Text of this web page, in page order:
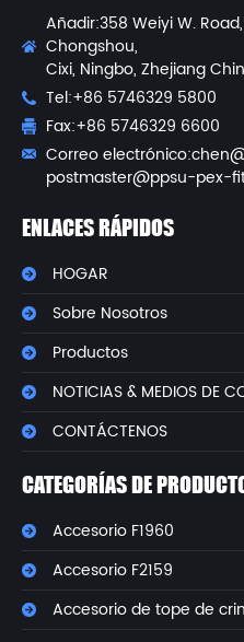
Añadir:358 Weiyi W.
Chongshou,
Cixi, Ningbo, Zhejiang
Tel:+86 5746329 5800
Fax:+86 5746329 6600
Correo electrónico:
postmaster@ppsu-pex-
ENLACES RÁPIDOS
HOGAR
Sobre Nosotros
Productos
NOTICIAS & MEDIOS DE
CONTÁCTENOS
CATEGORÍAS DE
Accesorio F1960
Accesorio F2159
Accesorio de tope de